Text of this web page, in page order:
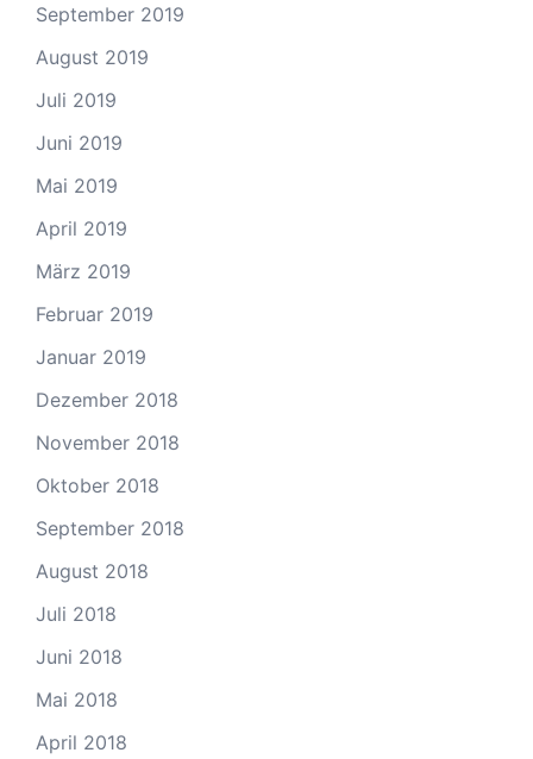
September 2019
August 2019
Juli 2019
Juni 2019
Mai 2019
April 2019
März 2019
Februar 2019
Januar 2019
Dezember 2018
November 2018
Oktober 2018
September 2018
August 2018
Juli 2018
Juni 2018
Mai 2018
April 2018